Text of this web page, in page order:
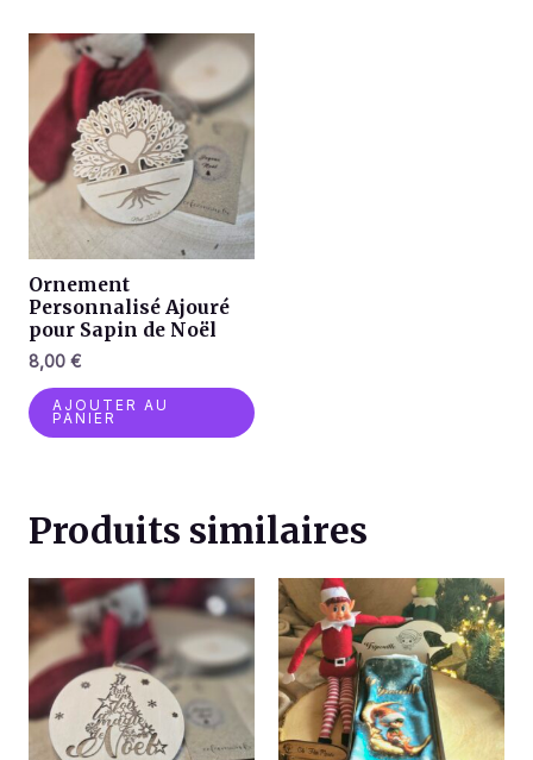
Ornement
Personnalisé Ajouré
pour Sapin de Noël
8,00 €
AJOUTER AU
PANIER
Produits similaires
Plage
de
7,00 €
à
8,50 €
produit
plusieurs
variations.
Les